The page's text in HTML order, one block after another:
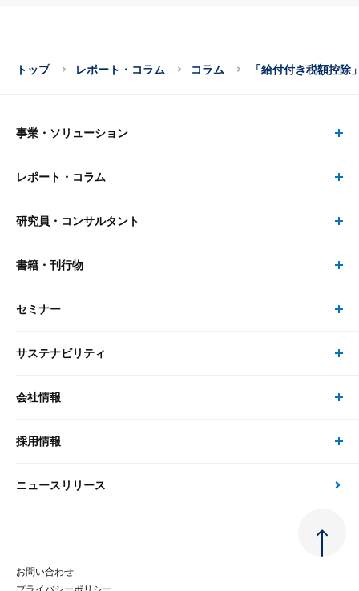
トップ レポート・コラム コラム 「給付付き税額控除
事業・ソリューション
事業・ソリューション トップ
リサーチ
大和総研の強み
先端テクノロジーに基づく新たな価値の創出
レポート・コラム
レポート・コラム トップ
最新のレポート・コラム
政策分析
金融経済教育等
研究員・コンサルタント
研究員・コンサルタント トップ
研究員
書籍・刊行物
書籍・刊行物 トップ
書籍
セミナー
セミナー トップ
現在受付中のセミナー・イベント
サステナビリティ
サステナビリティの取り組み
次世代社会への貢献
会社情報
会社情報 トップ
会社概要・役員一覧
採用情報
採用情報 トップ
ニュースリリース
お問い合わせ